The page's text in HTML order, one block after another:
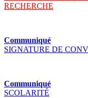
RECHERCHE
Communiqué
SIGNATURE DE
Communiqué
SCOLARITÉ